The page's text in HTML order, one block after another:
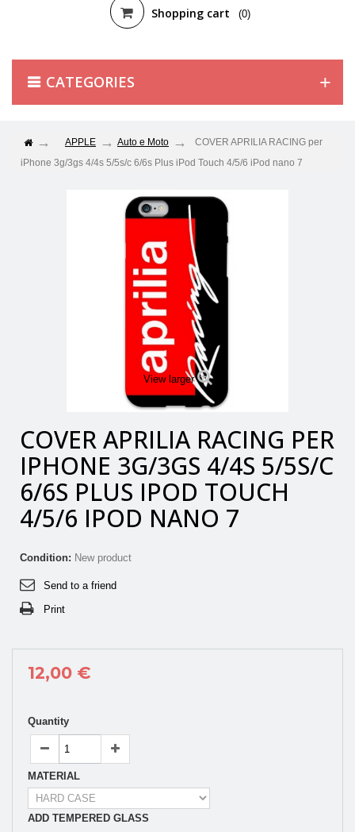
Shopping cart (0)
CATEGORIES
APPLE Auto e Moto
COVER APRILIA RACING per
iPhone 3g/3gs 4/4s 5/5s/c 6/6s Plus iPod Touch 4/5/6 iPod nano 7
View larger
COVER APRILIA RACING PER
IPHONE 3G/3GS 4/4S 5/5S/C
6/6S PLUS IPOD TOUCH
4/5/6 IPOD NANO 7
Condition: New product
Send to a friend
Print
12,00 €
Quantity
MATERIAL
ADD TEMPERED GLASS